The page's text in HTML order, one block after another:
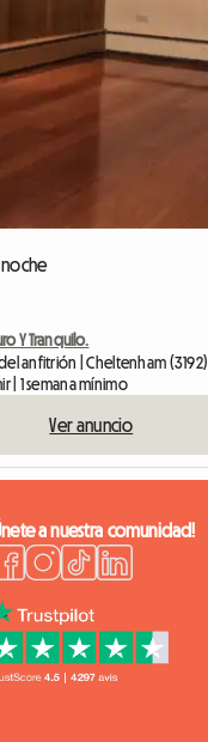
Y Tranquilo.
anfitrión | Cheltenham (3192)
| 1 semana mínimo
Ver anuncio
a nuestra comunidad!